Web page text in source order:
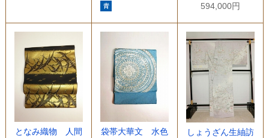
594,000円
となみ織物 人間
袋帯大華文 水色
しょうざん生紬訪